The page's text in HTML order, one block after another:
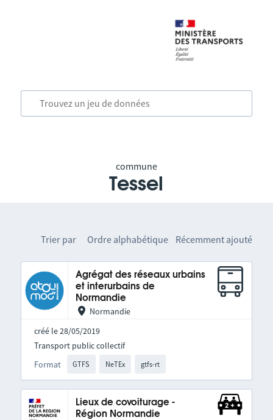
commune
Tessel
Trier par Ordre alphabétique Récemment ajouté
Agrégat des réseaux urbains
et interurbains de
Normandie
Normandie
créé le 28/05/2019
Format GTFS NeTEx gtfs-rt
Transport public collectif
Lieux de covoiturage -
Région Normandie